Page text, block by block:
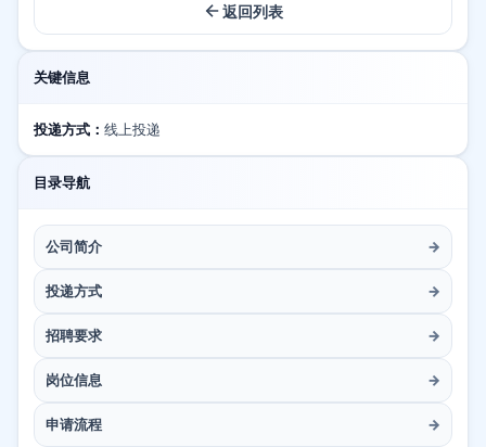
返回列表
关键信息
投递方式： 线上投递
目录导航
公司简介 →
投递方式 →
招聘要求 →
岗位信息 →
申请流程 →